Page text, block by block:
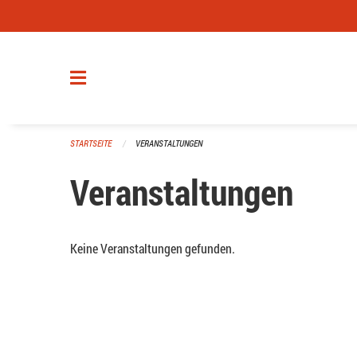
STARTSEITE VERANSTALTUNGEN
Veranstaltungen
Keine Veranstaltungen gefunden.